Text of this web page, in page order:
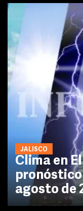
JALISCO
Clima en
pronóstico
agosto de